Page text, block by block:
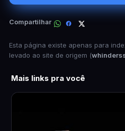
Compartilhar
Esta página existe apenas para
levado ao site de origem (
Mais links pra você